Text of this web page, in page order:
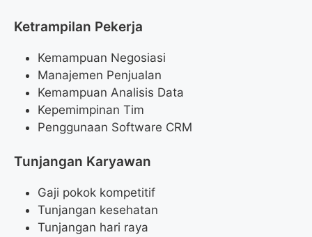
Ketrampilan Pekerja
Kemampuan Negosiasi
Manajemen Penjualan
Kemampuan Analisis Data
Kepemimpinan Tim
Penggunaan Software CRM
Tunjangan Karyawan
Gaji pokok kompetitif
Tunjangan kesehatan
Tunjangan hari raya